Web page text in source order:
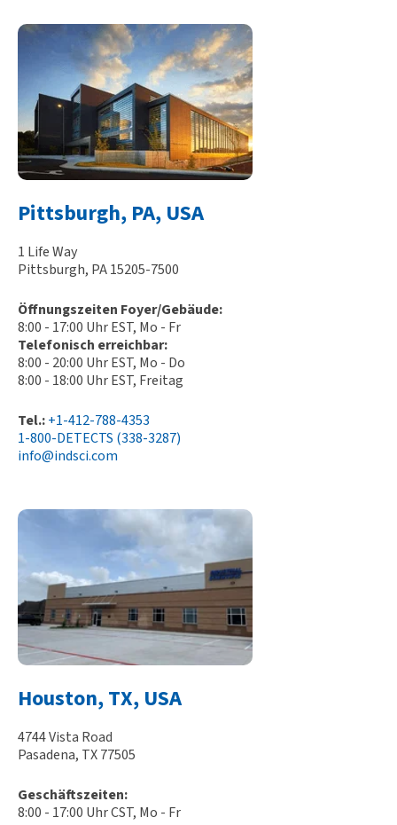
Pittsburgh, PA, USA
1 Life Way
Pittsburgh, PA 15205-7500
Öffnungszeiten Foyer/Gebäude:
8:00 - 17:00 Uhr EST, Mo - Fr
Telefonisch erreichbar:
8:00 - 20:00 Uhr EST, Mo - Do
8:00 - 18:00 Uhr EST, Freitag
Tel.:+1-412-788-4353
1-800-DETECTS (338-3287)
info@indsci.com
Houston, TX, USA
4744 Vista Road
Pasadena, TX 77505
Geschäftszeiten:
8:00 - 17:00 Uhr CST, Mo - Fr